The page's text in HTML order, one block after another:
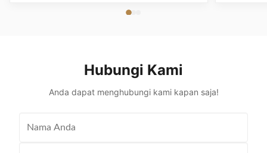
Frequency 60Hz Phase Single Phase Application
Hubungi Kami
Anda dapat menghubungi kami kapan saja!